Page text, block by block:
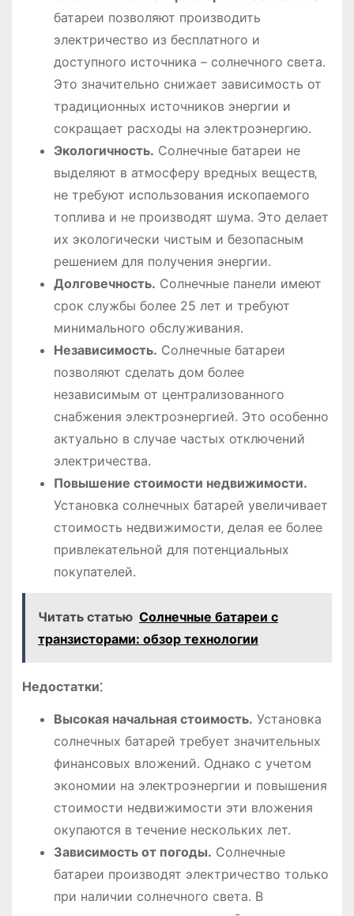
батареи позволяют производить
электричество из бесплатного и
доступного источника – солнечного света.
Это значительно снижает зависимость от
традиционных источников энергии и
сокращает расходы на электроэнергию.
Экологичность. Солнечные батареи не
выделяют в атмосферу вредных веществ‚
не требуют использования ископаемого
топлива и не производят шума. Это делает
их экологически чистым и безопасным
решением для получения энергии.
Долговечность. Солнечные панели имеют
срок службы более 25 лет и требуют
минимального обслуживания.
Независимость. Солнечные батареи
позволяют сделать дом более
независимым от централизованного
снабжения электроэнергией. Это особенно
актуально в случае частых отключений
электричества.
Повышение стоимости недвижимости.
Установка солнечных батарей увеличивает
стоимость недвижимости‚ делая ее более
привлекательной для потенциальных
покупателей.
Читать статью Солнечные батареи с
транзисторами: обзор технологии
Недостатки⁚
Высокая начальная стоимость. Установка
солнечных батарей требует значительных
финансовых вложений. Однако с учетом
экономии на электроэнергии и повышения
стоимости недвижимости эти вложения
окупаются в течение нескольких лет.
Зависимость от погоды. Солнечные
батареи производят электричество только
при наличии солнечного света. В